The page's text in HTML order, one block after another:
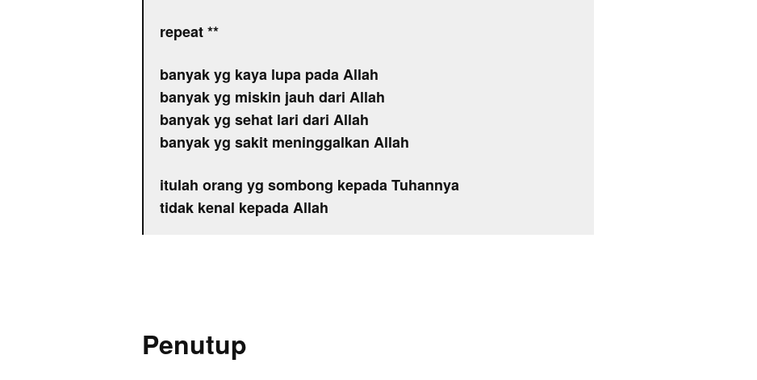
repeat **
banyak yg kaya lupa pada Allah
banyak yg miskin jauh dari Allah
banyak yg sehat lari dari Allah
banyak yg sakit meninggalkan Allah
itulah orang yg sombong kepada Tuhannya
tidak kenal kepada Allah
Penutup